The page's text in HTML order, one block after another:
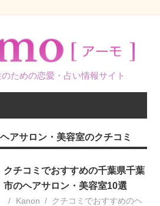
ための恋愛・占い情報サイト
アサロン・美容室のクチコミ
クチコミでおすすめの千葉県千葉
市のヘアサロン・美容室10選
Kanon
クチコミでおすすめのヘ